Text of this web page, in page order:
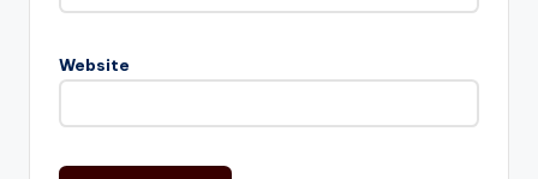
Website